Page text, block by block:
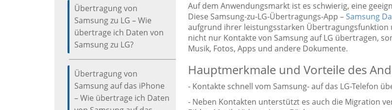
Übertragung von
Samsung zu LG – Wie
übertrage ich Daten von
Samsung zu LG?
Übertragung von
Samsung auf das iPhone
– Wie übertrage ich Daten
Auf dem Anwendungsmarkt ist es schwierig, eine
Diese Samsung-zu-LG-Übertragungs-App –Samsung
aufgrund ihrer leistungsstarken
nicht nur Kontakte von Samsung auf LG übertragen,
Musik, Fotos, Apps und andere Dokumente.
Hauptmerkmale und Vorteile des
- Kontakte schnell vom Samsung- auf das LG-Telefon
- Neben Kontakten unterstützt es auch die Migration